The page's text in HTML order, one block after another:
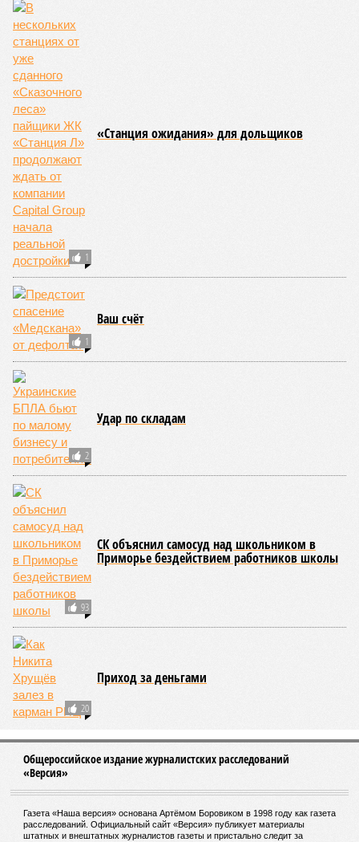
1
«Станция ожидания» для дольщиков
1
Ваш счёт
2
Удар по складам
93
СК объяснил самосуд над школьником в
Приморье бездействием работников школы
20
Приход за деньгами
Общероссийское издание журналистских расследований
«Версия»
Газета «Наша версия» основана Артёмом Боровиком в 1998 году как газета
расследований. Официальный сайт «Версия» публикует материалы
штатных и внештатных журналистов газеты и пристально следит за